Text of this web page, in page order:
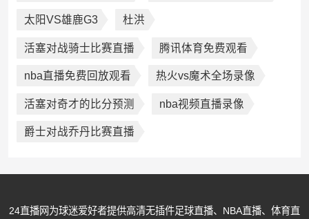
太阳VS雄鹿G3 杜洪
活塞对战骑士比赛直播 腾讯体育免费观看
nba直播免费回放观看 热火vs魔术全场录像
活塞对奇才的比分预测 nba视频直播录像
爵士对战乔丹比赛直播
24直播网为球迷爱好者提供高清无插件足球直播、NBA直播、体育直